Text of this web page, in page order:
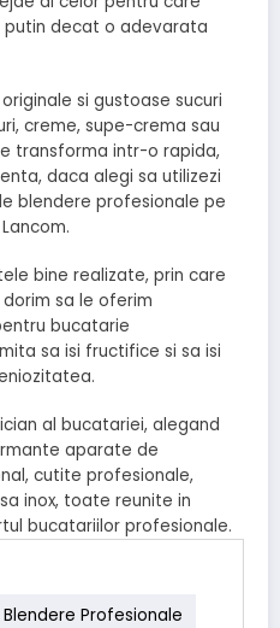
putin decat o adevarata
si gustoase sucuri
creme, supe-crema sau
transforma intr-o rapida,
daca alegi sa utilizezi
blendere profesionale pe
bine realizate, prin care
sa le oferim
bucatarie
sa isi fructifice si sa isi
al bucatariei, alegand
aparate de
cutite profesionale,
inox, toate reunite in
bucatariilor profesionale.
Blendere Profesionale